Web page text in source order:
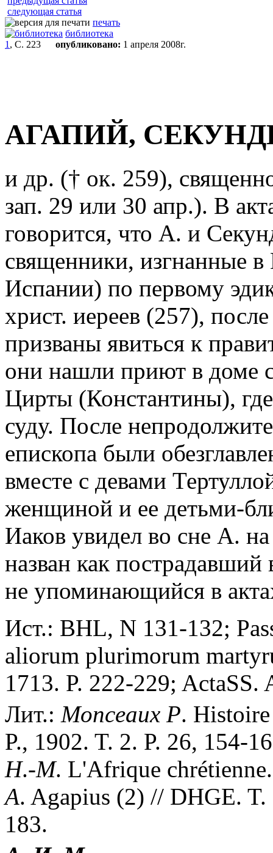
следующая статья
печать
библиотека
1 , С. 223 опубликовано: 1 апреля 2008г.
АГАПИЙ,
и др. († ок. 259),
зап. 29 или 30 апр.). В
говорится, что А. и
священники, изгнанные
Испании) по первому
христ. иереев (257),
призваны явиться к
они нашли приют в доме
Цирты (Константины),
суду. После
епископа были
вместе с девами
женщиной и ее детьми-
Иаков увидел во сне А.
назван как
не упоминающийся в
Ист.: BHL, N 131-132;
aliorum plurimorum
1713. P. 222-229; ActaSS.
Лит.: Monceaux P.
P., 1902. T. 2. P. 26, 154-
H.-M. L'Afrique
A. Agapius (2) // DHGE.
183.